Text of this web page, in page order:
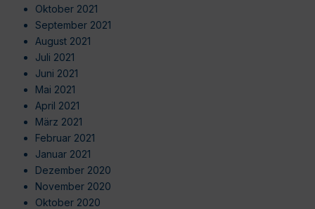
Oktober 2021
September 2021
August 2021
Juli 2021
Juni 2021
Mai 2021
April 2021
März 2021
Februar 2021
Januar 2021
Dezember 2020
November 2020
Oktober 2020